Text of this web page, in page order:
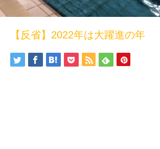
【反省】2022年は大躍進の年